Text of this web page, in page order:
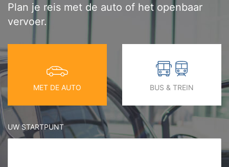
Plan je reis met de auto of het openbaar
vervoer.
MET DE AUTO BUS & TREIN
UW STARTPUNT